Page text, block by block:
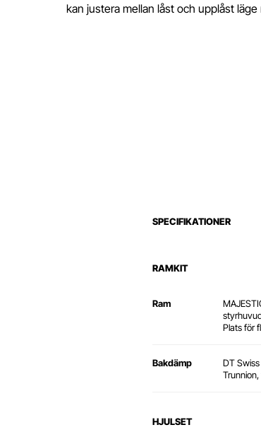
kan justera mellan låst och upplåst
SPECIFIKATIONER
RAMKIT
Ram
Plats för
Bakdämp
DT
HJULSET